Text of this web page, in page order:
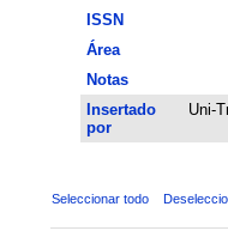
ISSN
Área
Notas
Insertado
por
Uni-
Seleccionar todo